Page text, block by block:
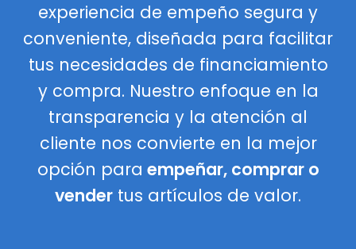
experiencia de empeño segura y
conveniente, diseñada para facilitar
tus necesidades de financiamiento
y compra. Nuestro enfoque en la
transparencia y la atención al
cliente nos convierte en la mejor
opción para empeñar, comprar o
vender tus artículos de valor.